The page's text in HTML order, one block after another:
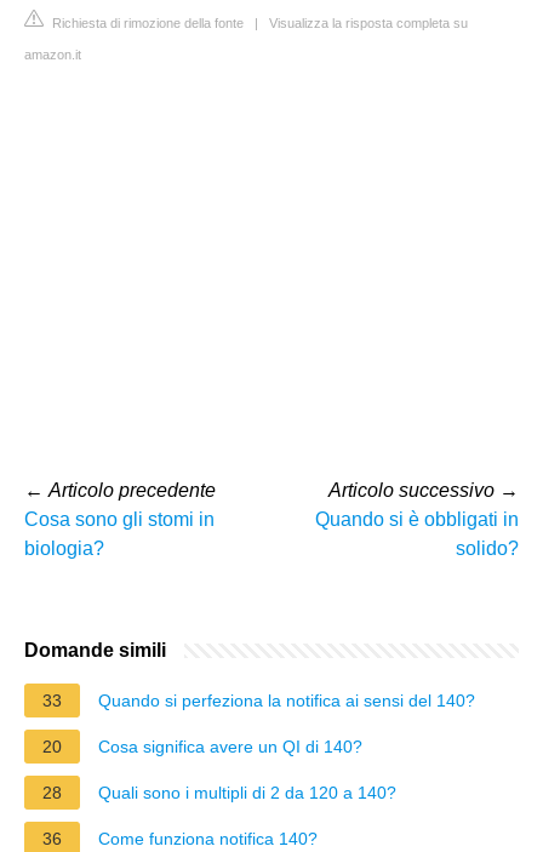
Richiesta di rimozione della fonte | Visualizza la risposta completa su
amazon.it
← Articolo precedente
Cosa sono gli stomi in
biologia?
Articolo successivo →
Quando si è obbligati in
solido?
Domande simili
33 Quando si perfeziona la notifica ai sensi del 140?
20 Cosa significa avere un QI di 140?
28 Quali sono i multipli di 2 da 120 a 140?
36 Come funziona notifica 140?